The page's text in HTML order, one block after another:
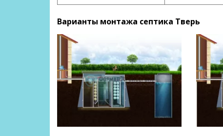
Варианты монтажа септика Тверь